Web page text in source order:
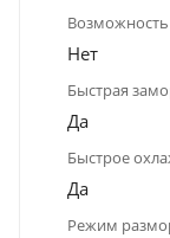
Возможность
Нет
Быстрая
Да
Быстрое
Да
Режим